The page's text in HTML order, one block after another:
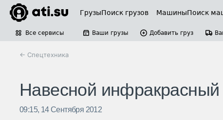
ГрузыПоиск грузов МашиныПоиск
Все сервисы Ваши грузы Добавить груз
← Спецтехника
Навесной инфракрасный
09:15, 14 Сентября 2012